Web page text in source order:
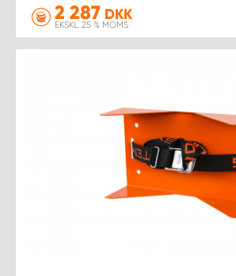
2 287 DKK
EKSKL. 25 % MOMS